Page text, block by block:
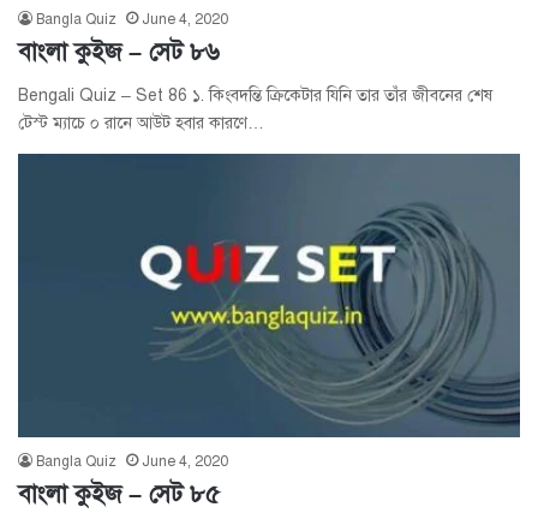
Bangla Quiz June 4, 2020
বাংলা কুইজ – সেট ৮৬
Bengali Quiz – Set 86 ১. কিংবদন্তি ক্রিকেটার যিনি তার তাঁর জীবনের শেষ
টেস্ট ম্যাচে ০ রানে আউট হবার কারণে…
Bangla Quiz June 4, 2020
বাংলা কুইজ – সেট ৮৫